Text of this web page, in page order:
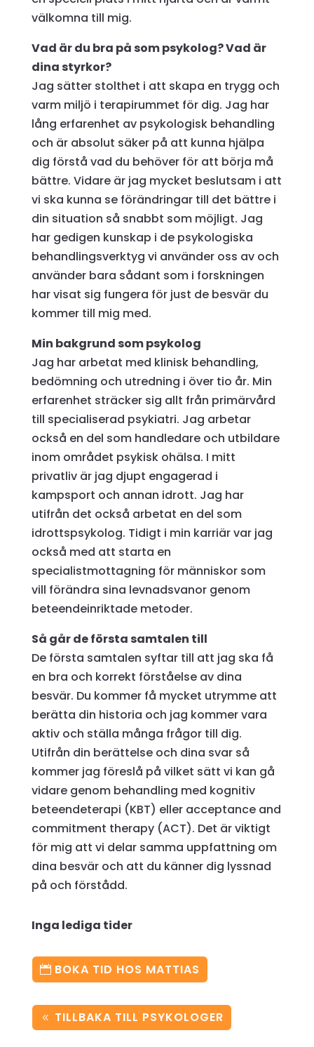
välkomna till mig.
Vad är du bra på som psykolog? Vad är
dina styrkor?
Jag sätter stolthet i att skapa en trygg och
varm miljö i terapirummet för dig. Jag har
lång erfarenhet av psykologisk behandling
och är absolut säker på att kunna hjälpa
dig förstå vad du behöver för att börja må
bättre. Vidare är jag mycket beslutsam i att
vi ska kunna se förändringar till det bättre i
din situation så snabbt som möjligt. Jag
har gedigen kunskap i de psykologiska
behandlingsverktyg vi använder oss av och
använder bara sådant som i forskningen
har visat sig fungera för just de besvär du
kommer till mig med.
Min bakgrund som psykolog
Jag har arbetat med klinisk behandling,
bedömning och utredning i över tio år. Min
erfarenhet sträcker sig allt från primärvård
till specialiserad psykiatri. Jag arbetar
också en del som handledare och utbildare
inom området psykisk ohälsa. I mitt
privatliv är jag djupt engagerad i
kampsport och annan idrott. Jag har
utifrån det också arbetat en del som
idrottspsykolog. Tidigt i min karriär var jag
också med att starta en
specialistmottagning för människor som
vill förändra sina levnadsvanor genom
beteendeinriktade metoder.
Så går de första samtalen till
De första samtalen syftar till att jag ska få
en bra och korrekt förståelse av dina
besvär. Du kommer få mycket utrymme att
berätta din historia och jag kommer vara
aktiv och ställa många frågor till dig.
Utifrån din berättelse och dina svar så
kommer jag föreslå på vilket sätt vi kan gå
vidare genom behandling med kognitiv
beteendeterapi (KBT) eller acceptance and
commitment therapy (ACT). Det är viktigt
för mig att vi delar samma uppfattning om
dina besvär och att du känner dig lyssnad
på och förstådd.
Inga lediga tider
BOKA TID HOS MATTIAS
TILLBAKA TILL PSYKOLOGER